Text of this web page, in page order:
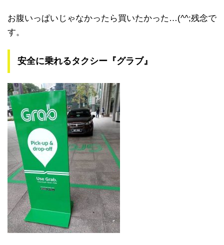
お腹いっぱいじゃなかったら買いたかった…(^^;残念で
す。
安全に乗れるタクシー『グラブ』